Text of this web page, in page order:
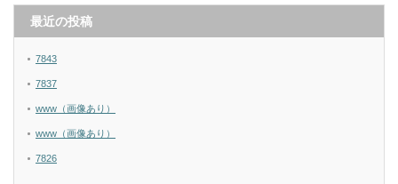
最近の投稿
7843
7837
www（画像あり）
www（画像あり）
7826